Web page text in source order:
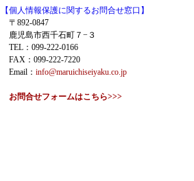
【個人情報保護に関するお問合せ窓口】
〒892-0847
鹿児島市西千石町７−３
TEL：099-222-0166
FAX：099-222-7220
Email： info@maruichiseiyaku.co.jp
お問合せフォームはこちら>>>